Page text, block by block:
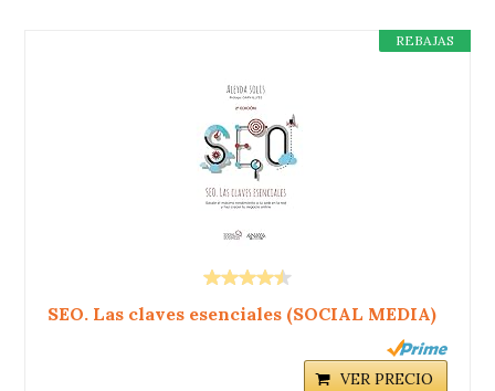
REBAJAS
SEO. Las claves esenciales (SOCIAL MEDIA)
VER PRECIO